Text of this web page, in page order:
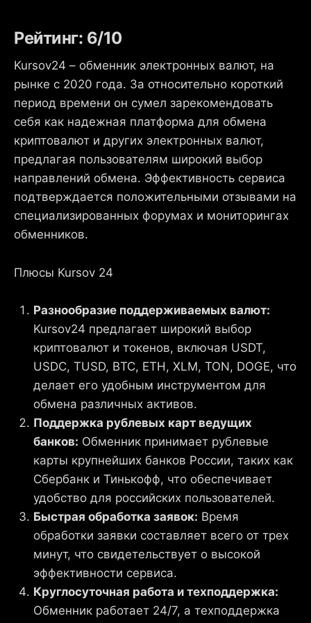
Рейтинг: 6/10
Kursov24 – обменник электронных валют, на
рынке с 2020 года. За относительно короткий
период времени он сумел зарекомендовать
себя как надежная платформа для обмена
криптовалют и других электронных валют,
предлагая пользователям широкий выбор
направлений обмена. Эффективность сервиса
подтверждается положительными отзывами на
специализированных форумах и мониторингах
обменников.
Плюсы Kursov 24
Разнообразие поддерживаемых валют:
Kursov24 предлагает широкий выбор
криптовалют и токенов, включая USDT,
USDC, TUSD, BTC, ETH, XLM, TON, DOGE, что
делает его удобным инструментом для
обмена различных активов.
Поддержка рублевых карт ведущих
банков: Обменник принимает рублевые
карты крупнейших банков России, таких как
Сбербанк и Тинькофф, что обеспечивает
удобство для российских пользователей.
Быстрая обработка заявок: Время
обработки заявки составляет всего от трех
минут, что свидетельствует о высокой
эффективности сервиса.
Круглосуточная работа и техподдержка:
Обменник работает 24/7, а техподдержка